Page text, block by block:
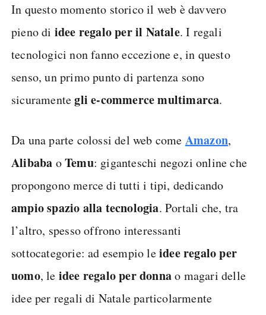
In questo momento storico il web è davvero
pieno di idee regalo per il Natale. I regali
tecnologici non fanno eccezione e, in questo
senso, un primo punto di partenza sono
sicuramentegli e-commerce multimarca.
Da una parte colossi del web come Amazon,
Alibaba oTemu: giganteschi negozi online che
propongono merce di tutti i tipi, dedicando
ampio spazio alla tecnologia. Portali che, tra
l’altro, spesso offrono interessanti
sottocategorie: ad esempio leidee regalo per
uomo, le idee regalo per donnao magari delle
idee per regali di Natale particolarmente